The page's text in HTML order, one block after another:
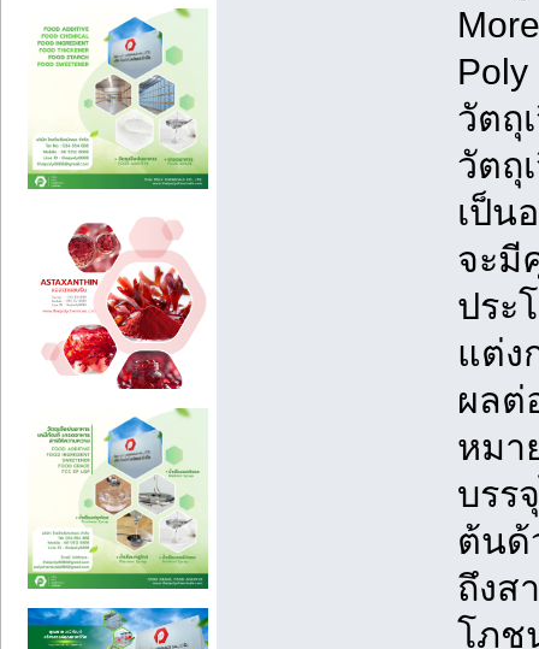
Poly
วัตถุ
วัตถุ
เป็น
จะมี
ประ
แต่ง
ผลต่
หมา
บรร
ต้นด้
ถึงส
โภช